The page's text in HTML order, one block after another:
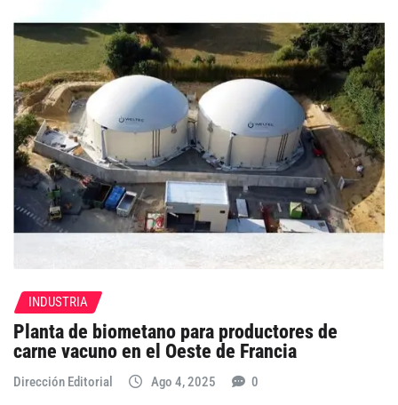
INDUSTRIA
Planta de biometano para productores de
carne vacuno en el Oeste de Francia
Dirección Editorial Ago 4, 2025 0